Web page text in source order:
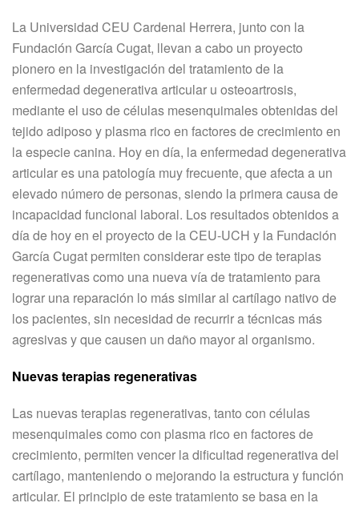
La Universidad CEU Cardenal Herrera, junto con la
Fundación García Cugat, llevan a cabo un proyecto
pionero en la investigación del tratamiento de la
enfermedad degenerativa articular u osteoartrosis,
mediante el uso de células mesenquimales obtenidas del
tejido adiposo y plasma rico en factores de crecimiento en
la especie canina. Hoy en día, la enfermedad degenerativa
articular es una patología muy frecuente, que afecta a un
elevado número de personas, siendo la primera causa de
incapacidad funcional laboral. Los resultados obtenidos a
día de hoy en el proyecto de la CEU-UCH y la Fundación
García Cugat permiten considerar este tipo de terapias
regenerativas como una nueva vía de tratamiento para
lograr una reparación lo más similar al cartílago nativo de
los pacientes, sin necesidad de recurrir a técnicas más
agresivas y que causen un daño mayor al organismo.
Nuevas terapias regenerativas
Las nuevas terapias regenerativas, tanto con células
mesenquimales como con plasma rico en factores de
crecimiento, permiten vencer la dificultad regenerativa del
cartílago, manteniendo o mejorando la estructura y función
articular. El principio de este tratamiento se basa en la